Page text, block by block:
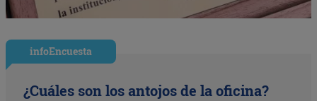
infoEncuesta
¿Cuáles son los antojos de la oficina?